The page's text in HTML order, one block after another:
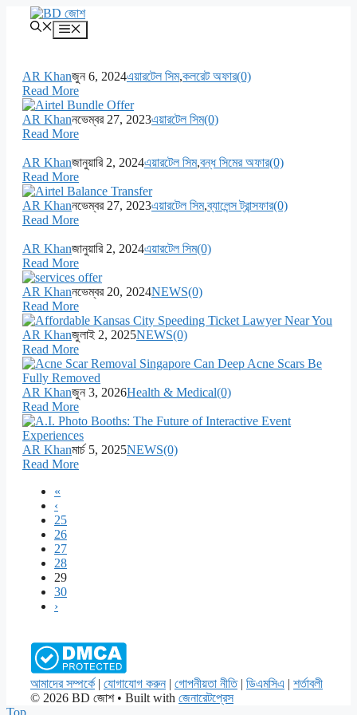
এড়িেয়
AR Khanজুন 6, 2024এয়ারটেল সিম,কলরেট অফার(0)
Read More
AR Khanনভেম্বর 27, 2023এয়ারটেল সিম(0)
Read More
AR Khanজানুয়ারি 2, 2024এয়ারটেল সিম,বন্ধ সিমের অফার(0)
Read More
AR Khanনভেম্বর 27, 2023এয়ারটেল সিম,ব্যালেন্স ট্রান্সফার(0)
Read More
AR Khanজানুয়ারি 2, 2024এয়ারটেল সিম(0)
Read More
AR Khanনভেম্বর 20, 2024NEWS(0)
Read More
AR Khanজুলাই 2, 2025NEWS(0)
Read More
AR Khanজুন 3, 2026Health & Medical(0)
Read More
AR Khanমার্চ 5, 2025NEWS(0)
Read More
«
‹
25
26
27
28
29
30
›
আমাদের সম্পর্কে | যোগাযোগ করুন | গোপনীয়তা নীতি| ডিএমসিএ | শর্তাবলী
© 2026 BD জোশ• Built with জেনারেটপ্রেস
Top